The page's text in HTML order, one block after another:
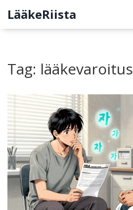
LääkeRiista
Tag: lääkevaroitus